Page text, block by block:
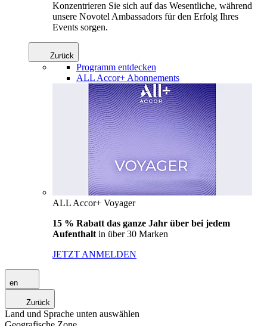
Konzentrieren Sie sich auf das Wesentliche, während
unsere Novotel Ambassadors für den Erfolg Ihres
Events sorgen.
Zurück
Programm entdecken
ALL Accor+ Abonnements
ALL Accor+ Voyager
15 % Rabatt das ganze Jahr über bei jedem
Aufenthalt in über 30 Marken
JETZT ANMELDEN
en
Zurück
Land und Sprache unten auswählen